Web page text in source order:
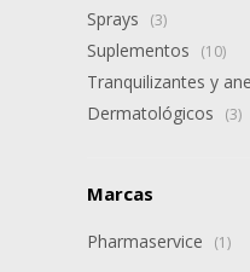
Sprays (3)
Suplementos (10)
Tranquilizantes y
Dermatológicos (3)
Marcas
Pharmaservice (1)